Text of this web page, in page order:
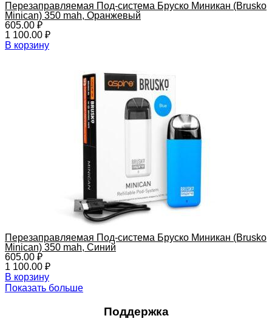
Перезаправляемая Под-система Бруско Миникан (Brusko
Minican) 350 mah, Оранжевый
605.00 ₽
1 100.00 ₽
В корзину
Перезаправляемая Под-система Бруско Миникан (Brusko
Minican) 350 mah, Синий
605.00 ₽
1 100.00 ₽
В корзину
Показать больше
Поддержка